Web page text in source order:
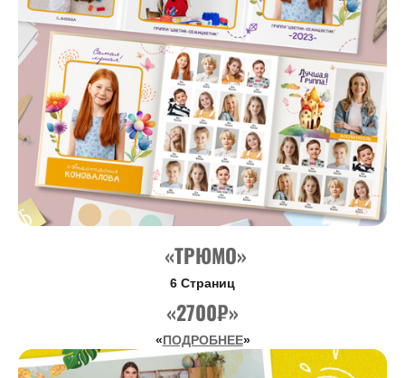
«ТРЮМО»
6 Страниц
«2700₽»
«ПОДРОБНЕЕ»